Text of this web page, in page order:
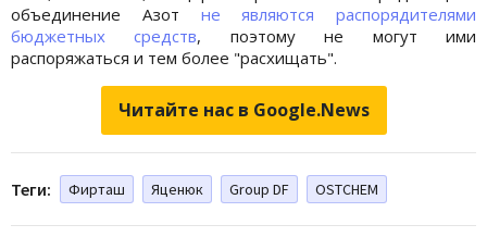
объединение Азот не являются распорядителями
бюджетных средств, поэтому не могут ими
распоряжаться и тем более "расхищать".
Читайте нас в Google.News
Теги: Фирташ Яценюк Group DF OSTCHEM